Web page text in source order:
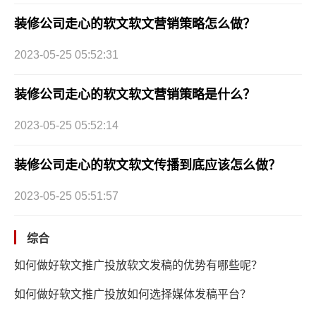
装修公司走心的软文软文营销策略怎么做？
2023-05-25 05:52:31
装修公司走心的软文软文营销策略是什么？
2023-05-25 05:52:14
装修公司走心的软文软文传播到底应该怎么做？
2023-05-25 05:51:57
综合
如何做好软文推广投放软文发稿的优势有哪些呢？
如何做好软文推广投放如何选择媒体发稿平台？